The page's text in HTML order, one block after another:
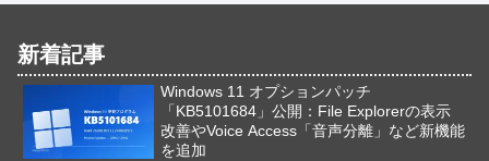
新着記事
Windows 11 オプションパッチ
「KB5101684」公開：File Explorerの表示
改善やVoice Access「音声分離」など新機能
を追加